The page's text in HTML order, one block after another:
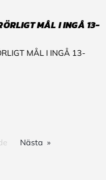
MÅL I INGÅ 13-
MÅL I INGÅ 13-
Nästa